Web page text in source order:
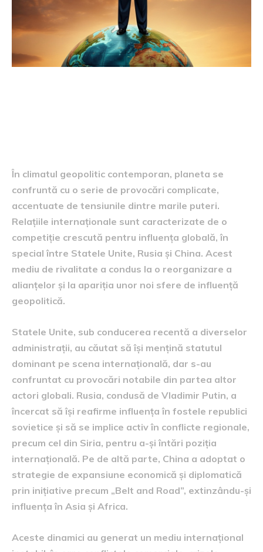
În climatul geopolitic contemporan, planeta se
confruntă cu o serie de provocări complicate,
accentuate de tensiunile dintre marile puteri.
Relațiile internaționale sunt caracterizate de o
competiție crescută pentru influența globală, în
special între Statele Unite, Rusia și China. Acest
mediu de rivalitate a condus la o reorganizare a
alianțelor și la apariția unor noi sfere de influență
geopolitică.
Statele Unite, sub conducerea recentă a diverselor
administrații, au căutat să își mențină statutul
dominant pe scena internațională, dar s-au
confruntat cu provocări notabile din partea altor
actori globali. Rusia, condusă de Vladimir Putin, a
încercat să își reafirme influența în fostele republici
sovietice și să se implice activ în conflicte regionale,
precum cel din Siria, pentru a-și întări poziția
internațională. Pe de altă parte, China a adoptat o
strategie de expansiune economică și diplomatică
prin inițiative precum „Belt and Road”, extinzându-și
influența în Asia și Africa.
Aceste dinamici au generat un mediu internațional